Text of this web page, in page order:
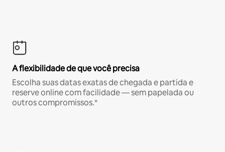
A flexibilidade de que você precisa
Escolha suas datas exatas de chegada e partida e
reserve online com facilidade — sem papelada ou
outros compromissos.*